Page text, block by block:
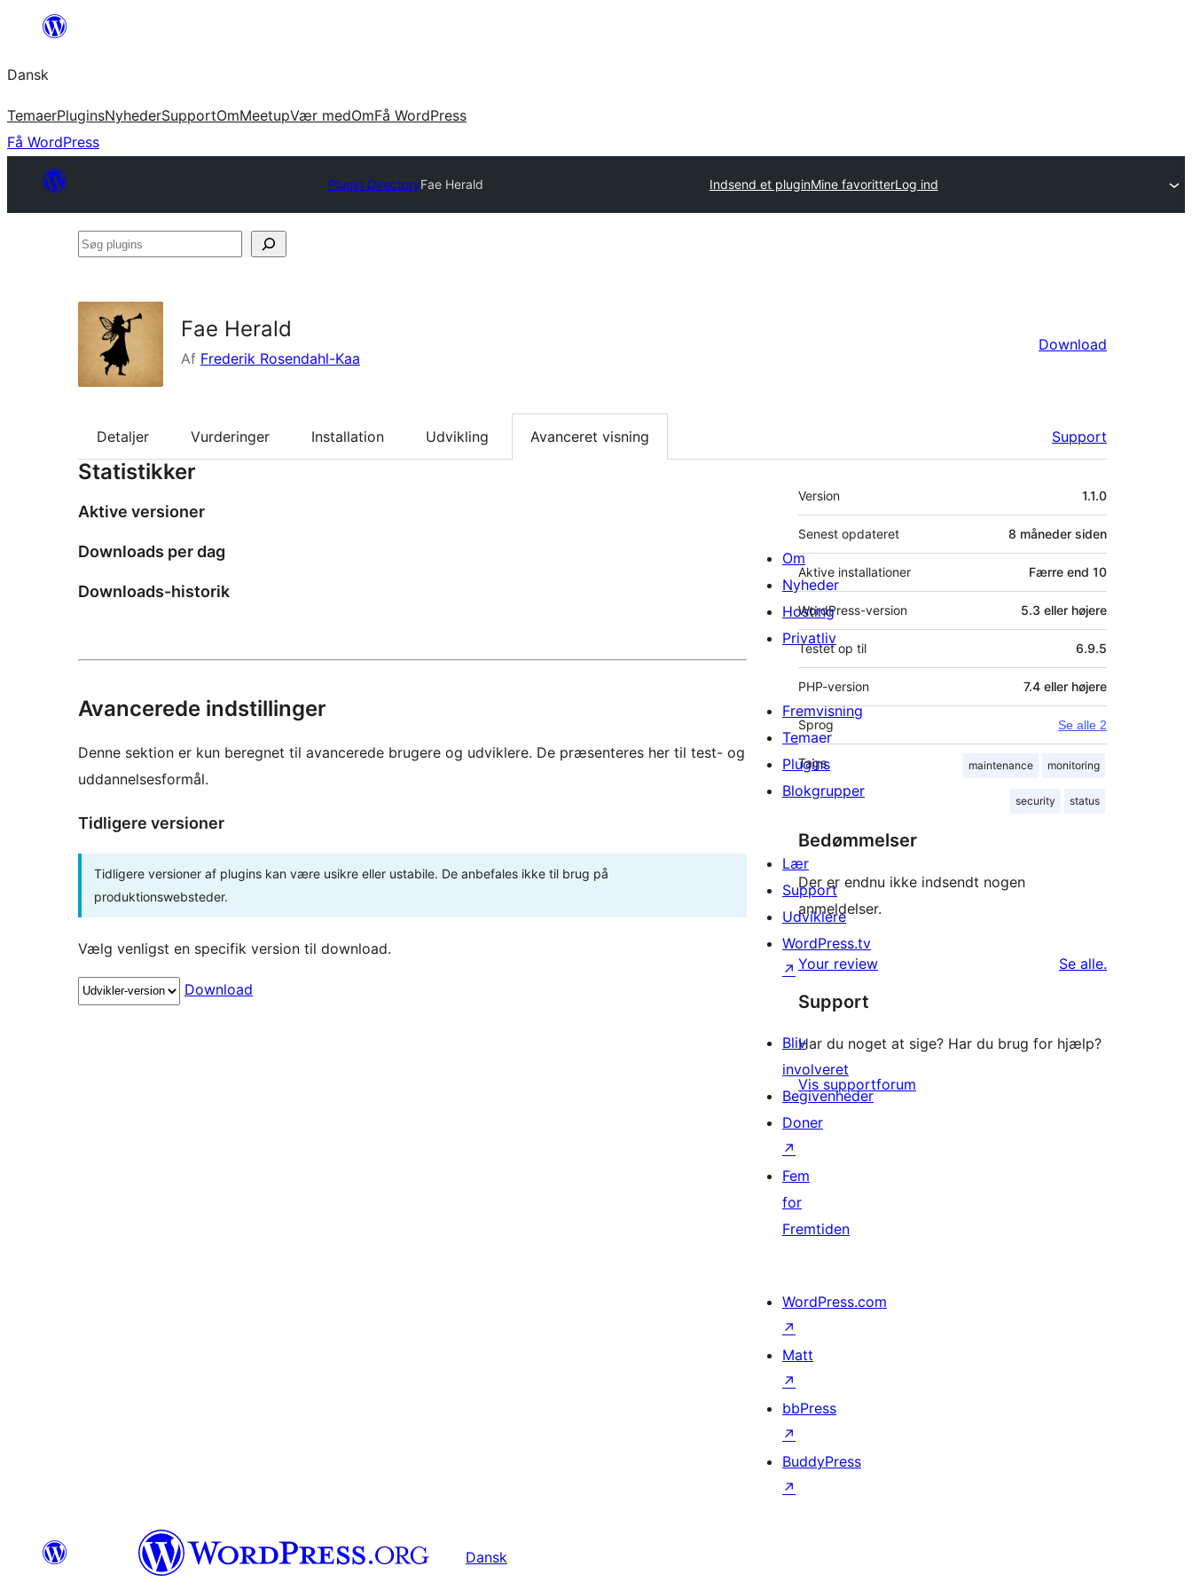
Spring
indhold
Dansk
TemaerPluginsNyhederSupportOmMeetupVær medOmFå WordPress
Få WordPress
Plugin DirectoryFae Herald Indsend et pluginMine favoritterLog ind
Søg
Fae Herald
Af Frederik Rosendahl-Kaa
Download
Detaljer Vurderinger Installation Udvikling Avanceret visning Support
Statistikker
Aktive versioner
Downloads per dag
Downloads-historik
Avancerede indstillinger
Denne sektion er kun beregnet til avancerede brugere og udviklere. De præsenteres her til test- og
uddannelsesformål.
Tidligere versioner
Tidligere versioner af plugins kan være usikre eller ustabile. De anbefales ikke til brug på
produktionswebsteder.
Vælg venligst en specifik version til download.
Download
Meta
Version 1.1.0
Senest opdateret 8 måneder siden
Aktive installationer Færre end 10
WordPress-version 5.3 eller højere
Testet op til 6.9.5
PHP-version 7.4 eller højere
Sprog Se alle 2
Tags maintenance monitoring
security status
Bedømmelser
Der er endnu ikke indsendt nogen
anmeldelser.
Your review Se alleanmeldelser
.
Support
Har du noget at sige? Har du brug for hjælp?
Vis supportforum
Om
Nyheder
Hosting
Privatliv
Fremvisning
Temaer
Plugins
Blokgrupper
Lær
Support
Udviklere
WordPress.tv
↗
Bliv
involveret
Begivenheder
Doner
↗
Fem
for
Fremtiden
WordPress.com
↗
Matt
↗
bbPress
↗
BuddyPress
↗
Dansk